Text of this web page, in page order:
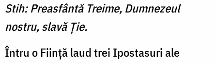
Stih: Preasfântă Treime, Dumnezeul
nostru, slavă Ţie.
Întru o Fiinţă laud trei Ipostasuri ale